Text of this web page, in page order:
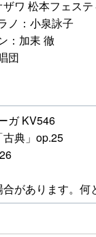
ワ 松本フェステ
ノ：小泉詠子
：加耒 徹
団
ガ KV546
典」op.25
があります。何